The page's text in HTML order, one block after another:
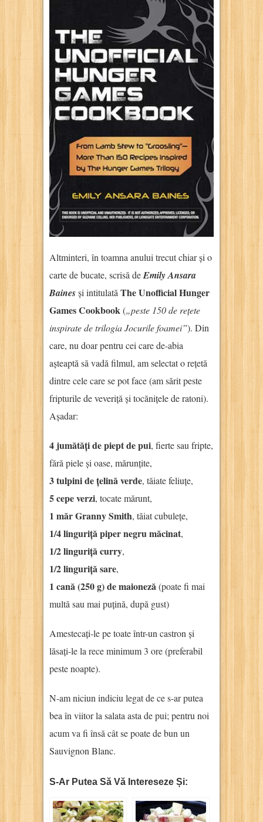
Altminteri, în toamna anului trecut chiar și o
carte de bucate, scrisă deEmily Ansara
Bainesși intitulată The Unofficial Hunger
Games Cookbook(„peste 150 de rețete
inspirate de trilogia Jocurile foamei”). Din
care, nu doar pentru cei care de-abia
așteaptă să vadă filmul, am selectat o rețetă
dintre cele care se pot face (am sărit peste
fripturile de veveriță și tocănițele de ratoni).
Așadar:
4 jumătăți de piept de pui, fierte sau fripte,
fără piele și oase, mărunțite,
3 tulpini de țelină verde, tăiate feliuțe,
5 cepe verzi, tocate mărunt,
1 măr Granny Smith, tăiat cubulețe,
1/4 linguriță piper negru măcinat,
1/2 linguriță curry,
1/2 linguriță sare,
1 cană (250 g) de maioneză(poate fi mai
multă sau mai puțină, după gust)
Amestecați-le pe toate într-un castron și
lăsați-le la rece minimum 3 ore (preferabil
peste noapte).
N-am niciun indiciu legat de ce s-ar putea
bea în viitor la salata asta de pui; pentru noi
acum va fi însă cât se poate de bun un
Sauvignon Blanc.
S-Ar Putea Să Vă Intereseze Și: